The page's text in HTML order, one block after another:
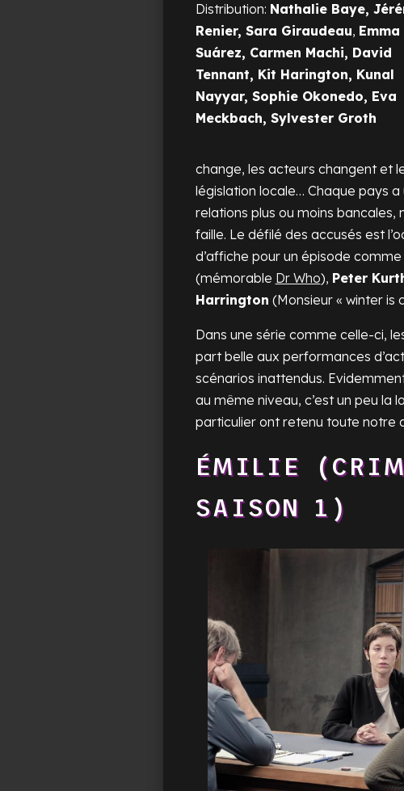
Distribution: Nathalie Baye,
Renier, Sara Giraudeau, Emma
Suárez, Carmen Machi, David
Tennant, Kit Harington, Kunal
Nayyar, Sophie Okonedo, Eva
Meckbach, Sylvester Groth
change, les acteurs changent et
législation locale… Chaque pays
relations plus ou moins bancales,
faille. Le défilé des accusés est
d’affiche pour un épisode comme
(mémorable Dr Who), Peter
Harrington (Monsieur « winter is
Dans une série comme celle-ci,
part belle aux performances
scénarios inattendus.
au même niveau, c’est un peu la
particulier ont retenu toute notre
ÉMILIE
SAISON 1)